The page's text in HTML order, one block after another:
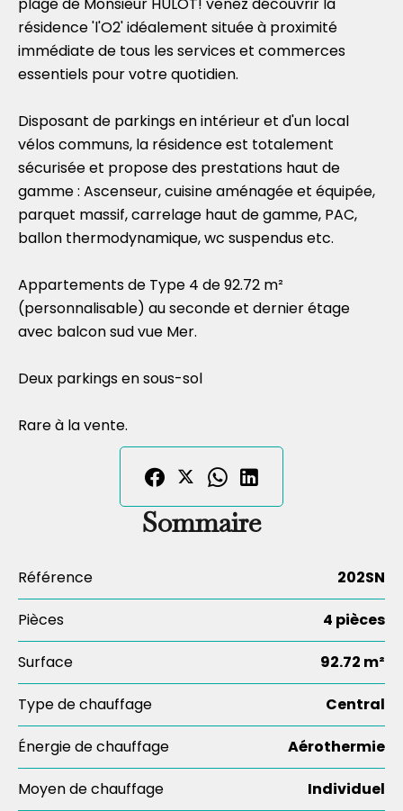
résidence 'l'O2' idéalement située à proximité
immédiate de tous les services et commerces
essentiels pour votre quotidien.
Disposant de parkings en intérieur et d'un local
vélos communs, la résidence est totalement
sécurisée et propose des prestations haut de
gamme : Ascenseur, cuisine aménagée et équipée,
parquet massif, carrelage haut de gamme, PAC,
ballon thermodynamique, wc suspendus etc.
Appartements de Type 4 de 92.72 m²
(personnalisable) au seconde et dernier étage
avec balcon sud vue Mer.
Deux parkings en sous-sol
Rare à la vente.
Sommaire
Référence 202SN
Pièces 4 pièces
Surface 92.72 m²
Type de chauffage Central
Énergie de chauffage Aérothermie
Moyen de chauffage Individuel